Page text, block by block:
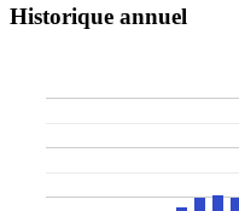
Historique annuel